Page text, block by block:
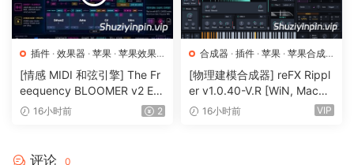
[Linux] 拖动效果时可能发生崩溃/卡顿；
[Pro EQ³] 激活时真实峰值电平发生变化。
Fender Studio® Pro is the next evolution of modern music
creation. Built on PreSonus’ award-winning Studio One
platform, it combines celebrated features and trusted
renowned amps and effects, and intuitive new workflows
插件 · 效果器 · 苹果 · 苹果效果
器
[情感 MIDI 和弦引擎] The Fr
eequency BLOOMER v2 Em
otional Chord Engine [WiN,
16小时前 2
合成器 · 插件 · 苹果 · 苹果合成
器
[物理建模合成器] reFX Rippl
er v1.0.40-V.R [WiN, MacO
SX]（55MB）
16小时前 VIP
评论 0